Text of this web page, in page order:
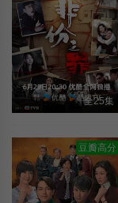
全25集
豆瓣高分